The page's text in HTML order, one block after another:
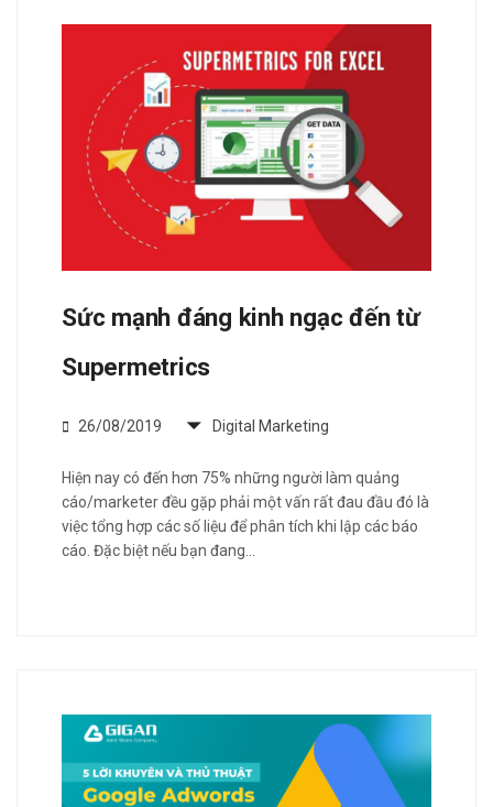
Sức mạnh đáng kinh ngạc đến từ
Supermetrics
26/08/2019 Digital Marketing
Hiện nay có đến hơn 75% những người làm quảng
cáo/marketer đều gặp phải một vấn rất đau đầu đó là
việc tổng hợp các số liệu để phân tích khi lập các báo
cáo. Đặc biệt nếu bạn đang…